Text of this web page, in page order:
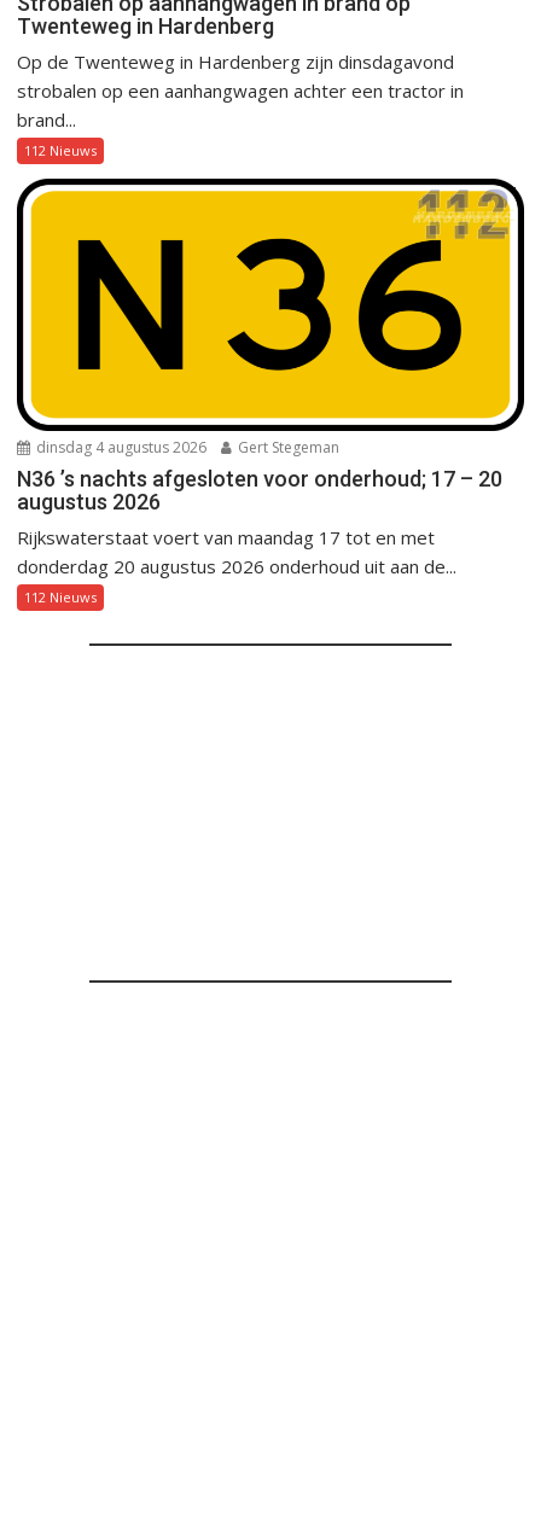
Twenteweg in Hardenberg
Op de Twenteweg in Hardenberg zijn dinsdagavond
strobalen op een aanhangwagen achter een tractor in
brand...
112 Nieuws
dinsdag 4 augustus 2026 Gert Stegeman
N36 ’s nachts afgesloten voor onderhoud; 17 – 20
augustus 2026
Rijkswaterstaat voert van maandag 17 tot en met
donderdag 20 augustus 2026 onderhoud uit aan de...
112 Nieuws